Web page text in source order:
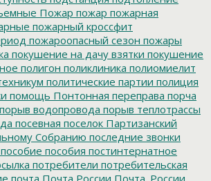
Пожар пожар пожарная
пожарный кроссфит
пожароопасный сезон пожары
покушение на дачу взятки покушение
полигон поликлиника полиомиелит
политические партии полиция
помощь Понтонная переправа порча
порыв водопровода порыв теплотрассы
посевная поселок Партизанский
Собранию последние звонки
пособие пособия постинтернатное
потребители потребительская
почта Почта России Почта_России